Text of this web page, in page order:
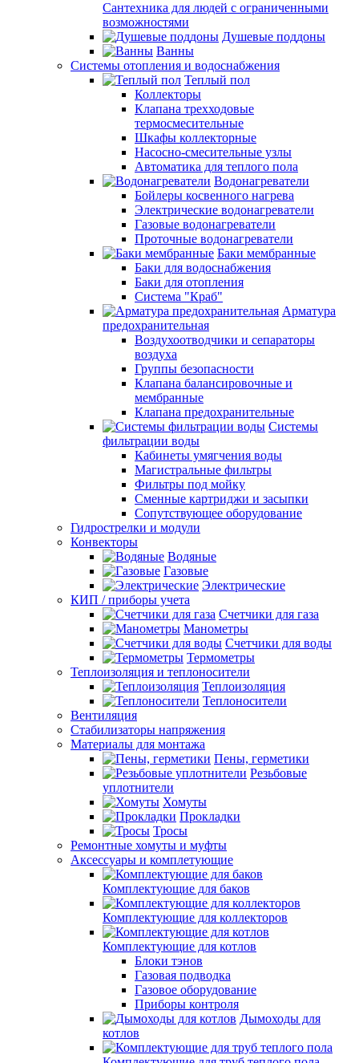
Сантехника для людей с ограниченными
возможностями
Душевые поддоны
Ванны
Системы отопления и водоснабжения
Теплый пол
Коллекторы
Клапана трехходовые
термосмесительные
Шкафы коллекторные
Насосно-смесительные узлы
Автоматика для теплого пола
Водонагреватели
Бойлеры косвенного нагрева
Электрические водонагреватели
Газовые водонагреватели
Проточные водонагреватели
Баки мембранные
Баки для водоснабжения
Баки для отопления
Система "Краб"
Арматура
предохранительная
Воздухоотводчики и сепараторы
воздуха
Группы безопасности
Клапана балансировочные и
мембранные
Клапана предохранительные
Системы
фильтрации воды
Кабинеты умягчения воды
Магистральные фильтры
Фильтры под мойку
Сменные картриджи и засыпки
Сопутствующее оборудование
Гидрострелки и модули
Конвекторы
Водяные
Газовые
Электрические
КИП / приборы учета
Счетчики для газа
Манометры
Счетчики для воды
Термометры
Теплоизоляция и теплоносители
Теплоизоляция
Теплоносители
Вентиляция
Стабилизаторы напряжения
Материалы для монтажа
Пены, герметики
Резьбовые
уплотнители
Хомуты
Прокладки
Тросы
Ремонтные хомуты и муфты
Аксессуары и комплетующие
Комплектующие для баков
Комплектующие для коллекторов
Комплектующие для котлов
Блоки тэнов
Газовая подводка
Газовое оборудование
Приборы контроля
Дымоходы для
котлов